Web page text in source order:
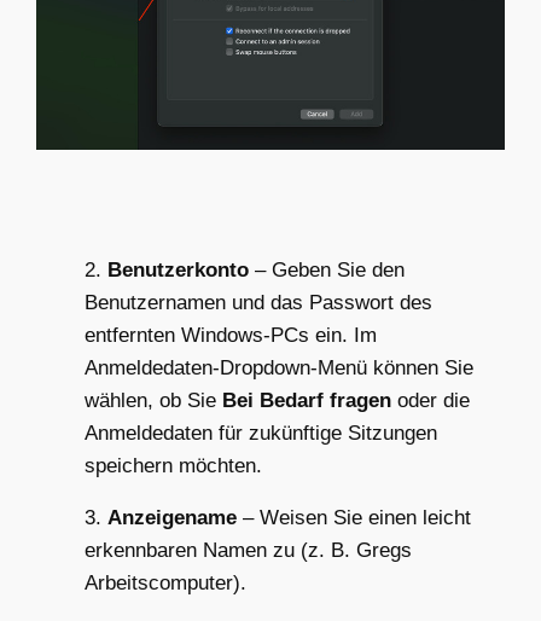
2. Benutzerkonto – Geben Sie den
Benutzernamen und das Passwort des
entfernten Windows-PCs ein. Im
Anmeldedaten-Dropdown-Menü können Sie
wählen, ob Sie Bei Bedarf fragen oder die
Anmeldedaten für zukünftige Sitzungen
speichern möchten.
3. Anzeigename – Weisen Sie einen leicht
erkennbaren Namen zu (z. B. Gregs
Arbeitscomputer).